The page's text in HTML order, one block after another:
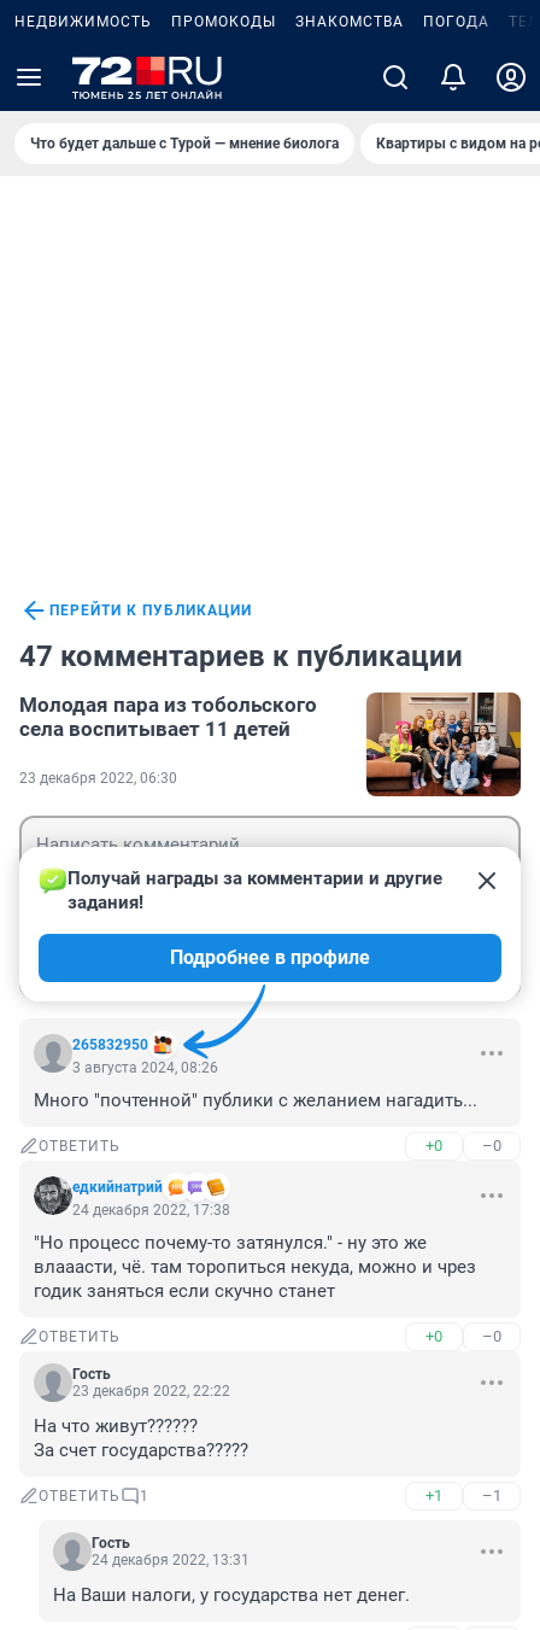
НЕДВИЖИМОСТЬ ПРОМОКОДЫ ЗНАКОМСТВА ПОГОДА
Что будет дальше с Турой — мнение биолога Квартиры с видом на
ПЕРЕЙТИ К ПУБЛИКАЦИИ
47 комментариев к публикации
Молодая пара из тобольского
села воспитывает 11 детей
23 декабря 2022, 06:30
265832950
Получай награды за комментарии и другие
задания!
Подробнее в профиле
3 августа 2024, 08:26
Много "почтенной" публики с желанием нагадить...
ОТВЕТИТЬ +0 –0
едкийнатрий
24 декабря 2022, 17:38
"Но процесс почему-то затянулся." - ну это же
влааасти, чё. там торопиться некуда, можно и чрез
годик заняться если скучно станет
ОТВЕТИТЬ +0 –0
Гость
23 декабря 2022, 22:22
На что живут??????
За счет государства?????
ОТВЕТИТЬ 1 +1 –1
Гость
24 декабря 2022, 13:31
На Ваши налоги, у государства нет денег.